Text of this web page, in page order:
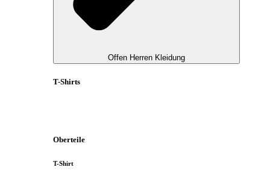
Offen Herren Kleidung
T-Shirts
Oberteile
T-Shirt